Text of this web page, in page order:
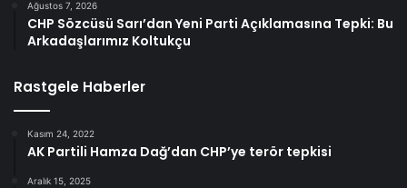
Ağustos 7, 2026
CHP Sözcüsü Sarı’dan Yeni Parti Açıklamasına Tepki: Bu
Arkadaşlarımız Koltukçu
Rastgele Haberler
Kasım 24, 2022
AK Partili Hamza Dağ’dan CHP’ye terör tepkisi
Aralık 15, 2025